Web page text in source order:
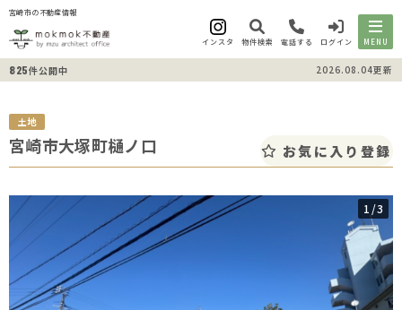
宮崎市の不動産情報
インスタ 物件検索 電話する ログイン MENU
825件公開中 2026.08.04更新
土地
宮崎市大塚町樋ノ口 お気に入り登録
1/3